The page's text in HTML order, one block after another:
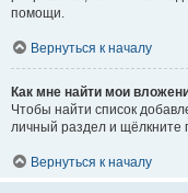
помощи.
Вернуться к началу
Как мне найти мои
Чтобы найти список
личный раздел и щёлкните
Вернуться к началу